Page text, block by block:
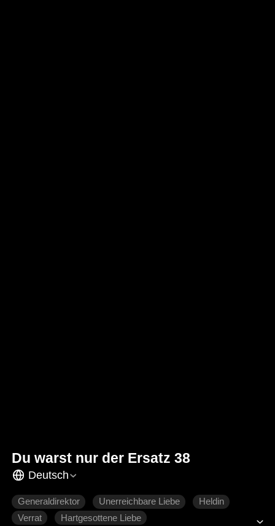
Du warst nur der Ersatz 38
Deutsch
Generaldirektor Unerreichbare Liebe
Heldin
Verrat
Hartgesottene Liebe